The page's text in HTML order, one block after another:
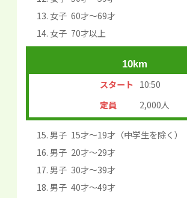
女子 60才～69才
女子 70才以上
10km
スタート 10:50
定員
2,000人
男子 15才～19才（中学生を除く）
男子 20才～29才
男子 30才～39才
男子 40才～49才